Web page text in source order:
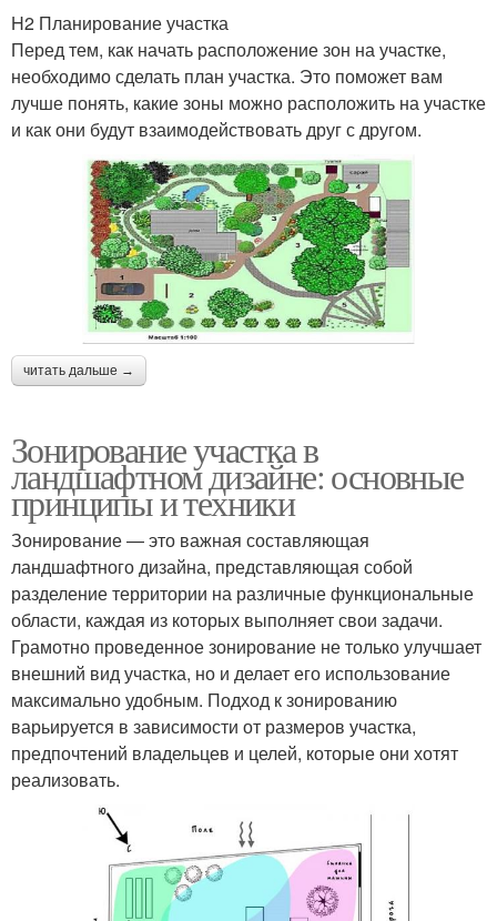
H2 Планирование участка
Перед тем, как начать расположение зон на участке,
необходимо сделать план участка. Это поможет вам
лучше понять, какие зоны можно расположить на участке
и как они будут взаимодействовать друг с другом.
читать дальше →
Зонирование участка в
ландшафтном дизайне: основные
принципы и техники
Зонирование — это важная составляющая
ландшафтного дизайна, представляющая собой
разделение территории на различные функциональные
области, каждая из которых выполняет свои задачи.
Грамотно проведенное зонирование не только улучшает
внешний вид участка, но и делает его использование
максимально удобным. Подход к зонированию
варьируется в зависимости от размеров участка,
предпочтений владельцев и целей, которые они хотят
реализовать.